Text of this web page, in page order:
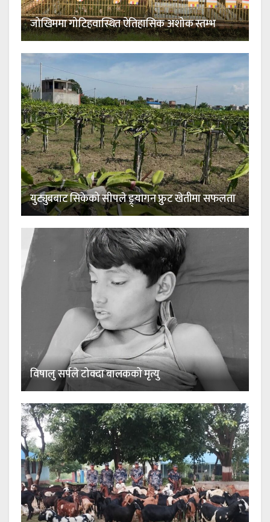
जोखिममा गोटिहवास्थित ऐतिहासिक अशोक स्तम्भ
युट्युबबाट सिकेको सीपले ड्र्यागन फ्रुट खेतीमा सफलता
विषालु सर्पले टोक्दा बालकको मृत्यु